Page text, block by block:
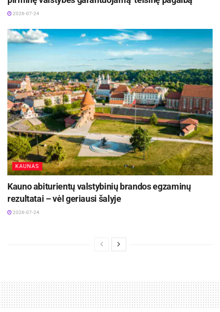
2026-07-24
KAUNAS
Kauno abiturientų valstybinių brandos egzaminų
rezultatai – vėl geriausi šalyje
2026-07-24